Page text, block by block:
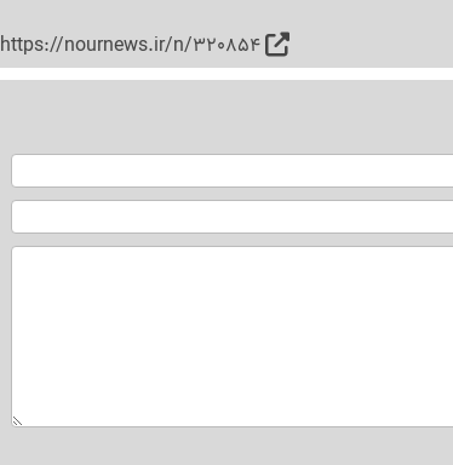
https://nournews.ir/n/320854